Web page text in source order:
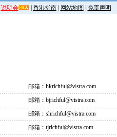
说明会 | 香港指南| 网站地图 免责声明
邮箱：hkrichful@vistra.com
邮箱：bjrichful@vistra.com
邮箱：shrichful@vistra.com
邮箱：tjrichful@vistra.com